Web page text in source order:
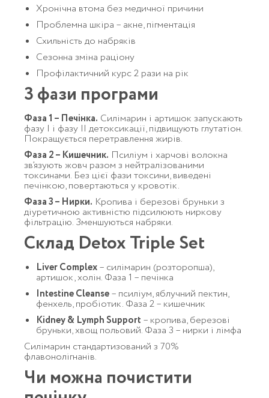
Хронічна втома без медичної причини
Проблемна шкіра – акне, пігментація
Схильність до набряків
Сезонна зміна раціону
Профілактичний курс 2 рази на рік
3 фази програми
Фаза 1 – Печінка. Силімарин і артишок запускають
фазу I і фазу II детоксикації, підвищують глутатіон.
Покращується перетравлення жирів.
Фаза 2 – Кишечник. Псиліум і харчові волокна
зв’язують жовч разом з нейтралізованими
токсинами. Без цієї фази токсини, виведені
печінкою, повертаються у кровотік.
Фаза 3 – Нирки. Кропива і березові бруньки з
діуретичною активністю підсилюють ниркову
фільтрацію. Зменшуються набряки.
Склад Detox Triple Set
Liver Complex– силімарин (розторопша),
артишок, холін. Фаза 1 – печінка
Intestine Cleanse– псиліум, яблучний пектин,
фенхель, пробіотик. Фаза 2 – кишечник
Kidney & Lymph Support – кропива, березові
бруньки, хвощ польовий. Фаза 3 – нирки і лімфа
Силімарин стандартизований з 70%
флавонолігнанів.
Чи можна почистити